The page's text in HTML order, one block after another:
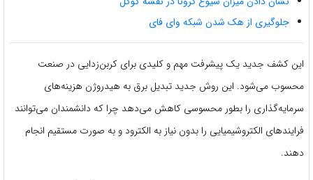
جلوگیری از هک شدن شبکه وای فای
این کشف جدید یک پیشرفت مهم و کلیدی برای کربن‌زدایی در صنعت
محسوب می‌شود. این روش جدید تبدیل برق به هیدروژن هزینه‌های
سرمایه‌گذاری را بطور محسوسی کاهش می‌دهد چرا که دانشمندان می‌توانند
فرایندهای الکتروشیمیایی را بدون نیاز به الکترود و به صورت مستقیم انجام
دهند.